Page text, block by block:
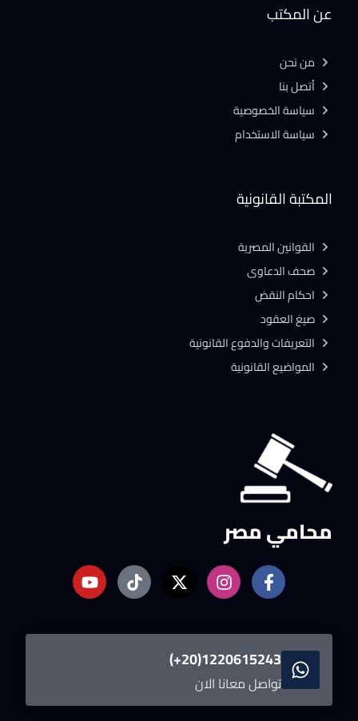
محامي مصر
1220615243(20+)
تواصل معانا الان
المكتبة القانونية
القوانين المصرية
صحف الدعاوى
احكام النقض
صيغ العقود
التعريفات والدفوع القانونية
المواضيع القانونية
عن المكتب
من نحن
أتصل بنا
سياسة الخصوصية
سياسة الاستخدام